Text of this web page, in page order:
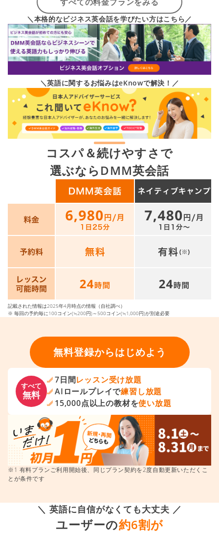
＼本格的なビジネス英会話を学びたい方はこちら／
＼英語に関するお悩みはeKnowで解決！／
コスパ＆続けやすさで
選ぶならDMM英会話
記載された情報は2025年4月時点の情報（自社調べ）
※ 毎回の予約毎に100コイン(≒200円)～500コイン(≒1,000円)が別途必要
無料登録からはじめよう
すべて
無料
7日間レッスン受け放題
AIロールプレイで練習し放題
15,000点以上の教材を使い放題
※1 有料プランご利用開始後、同じプラン契約を2度自動更新いただくこ
とが条件です
＼ 英語に自信がなくても大丈夫 ／
ユーザーの約6割が